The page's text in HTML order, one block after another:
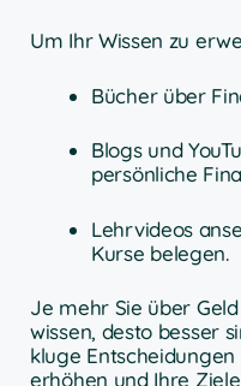
Um Ihr Wissen zu
Bücher über
Blogs und
persönliche
Lehrvideos
Kurse belegen.
Je mehr Sie über
wissen, desto besser
kluge
erhöhen und Ihre